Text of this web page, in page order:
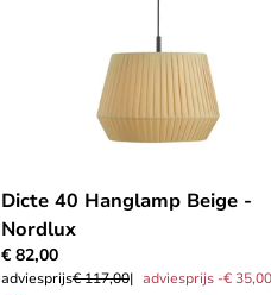
Dicte 40 Hanglamp Beige -
Nordlux
€ 82,00
adviesprijs€ 117,00 adviesprijs -€ 35,00